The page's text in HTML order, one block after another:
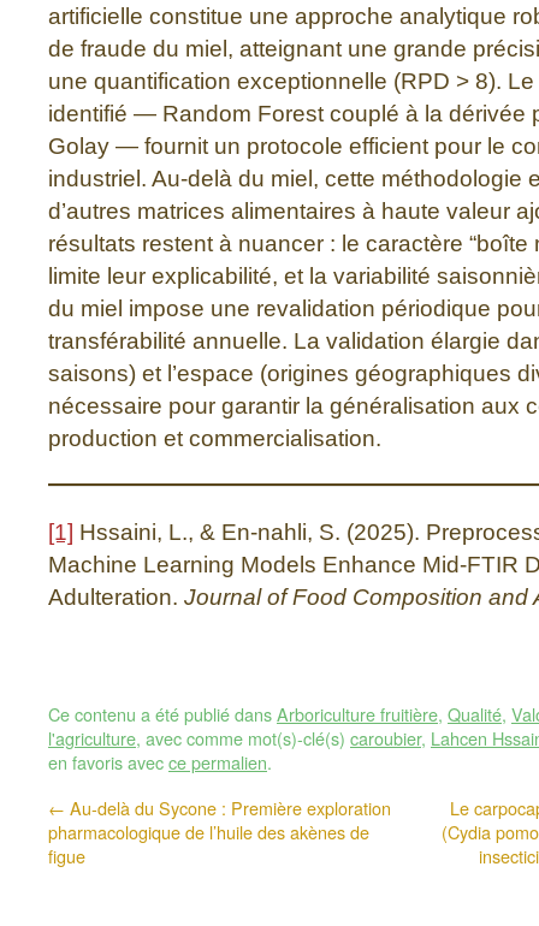
artificielle constitue une approche analytique
de fraude du miel, atteignant une grande
une quantification exceptionnelle (RPD > 8).
identifié — Random Forest couplé à la dérivée
Golay — fournit un protocole efficient pour le
industriel. Au-delà du miel, cette méthodologie
d’autres matrices alimentaires à haute valeur
résultats restent à nuancer : le caractère “boîte
limite leur explicabilité, et la variabilité
du miel impose une revalidation périodique
transférabilité annuelle. La validation élargie
saisons) et l’espace (origines géographiques
nécessaire pour garantir la généralisation aux
production et commercialisation.
[1] Hssaini, L., & En-nahli, S. (2025).
Machine Learning Models Enhance Mid-FTIR
Adulteration. Journal of Food Composition and
Ce contenu a été publié dansArboriculture fruitière, Qualité,
l'agriculture, avec comme mot(s)-clé(s) caroubier, Lahcen
en favoris avecce permalien.
← Au-delà du Sycone : Première exploration
pharmacologique de l’huile des akènes de
figue
Le
(Cydia